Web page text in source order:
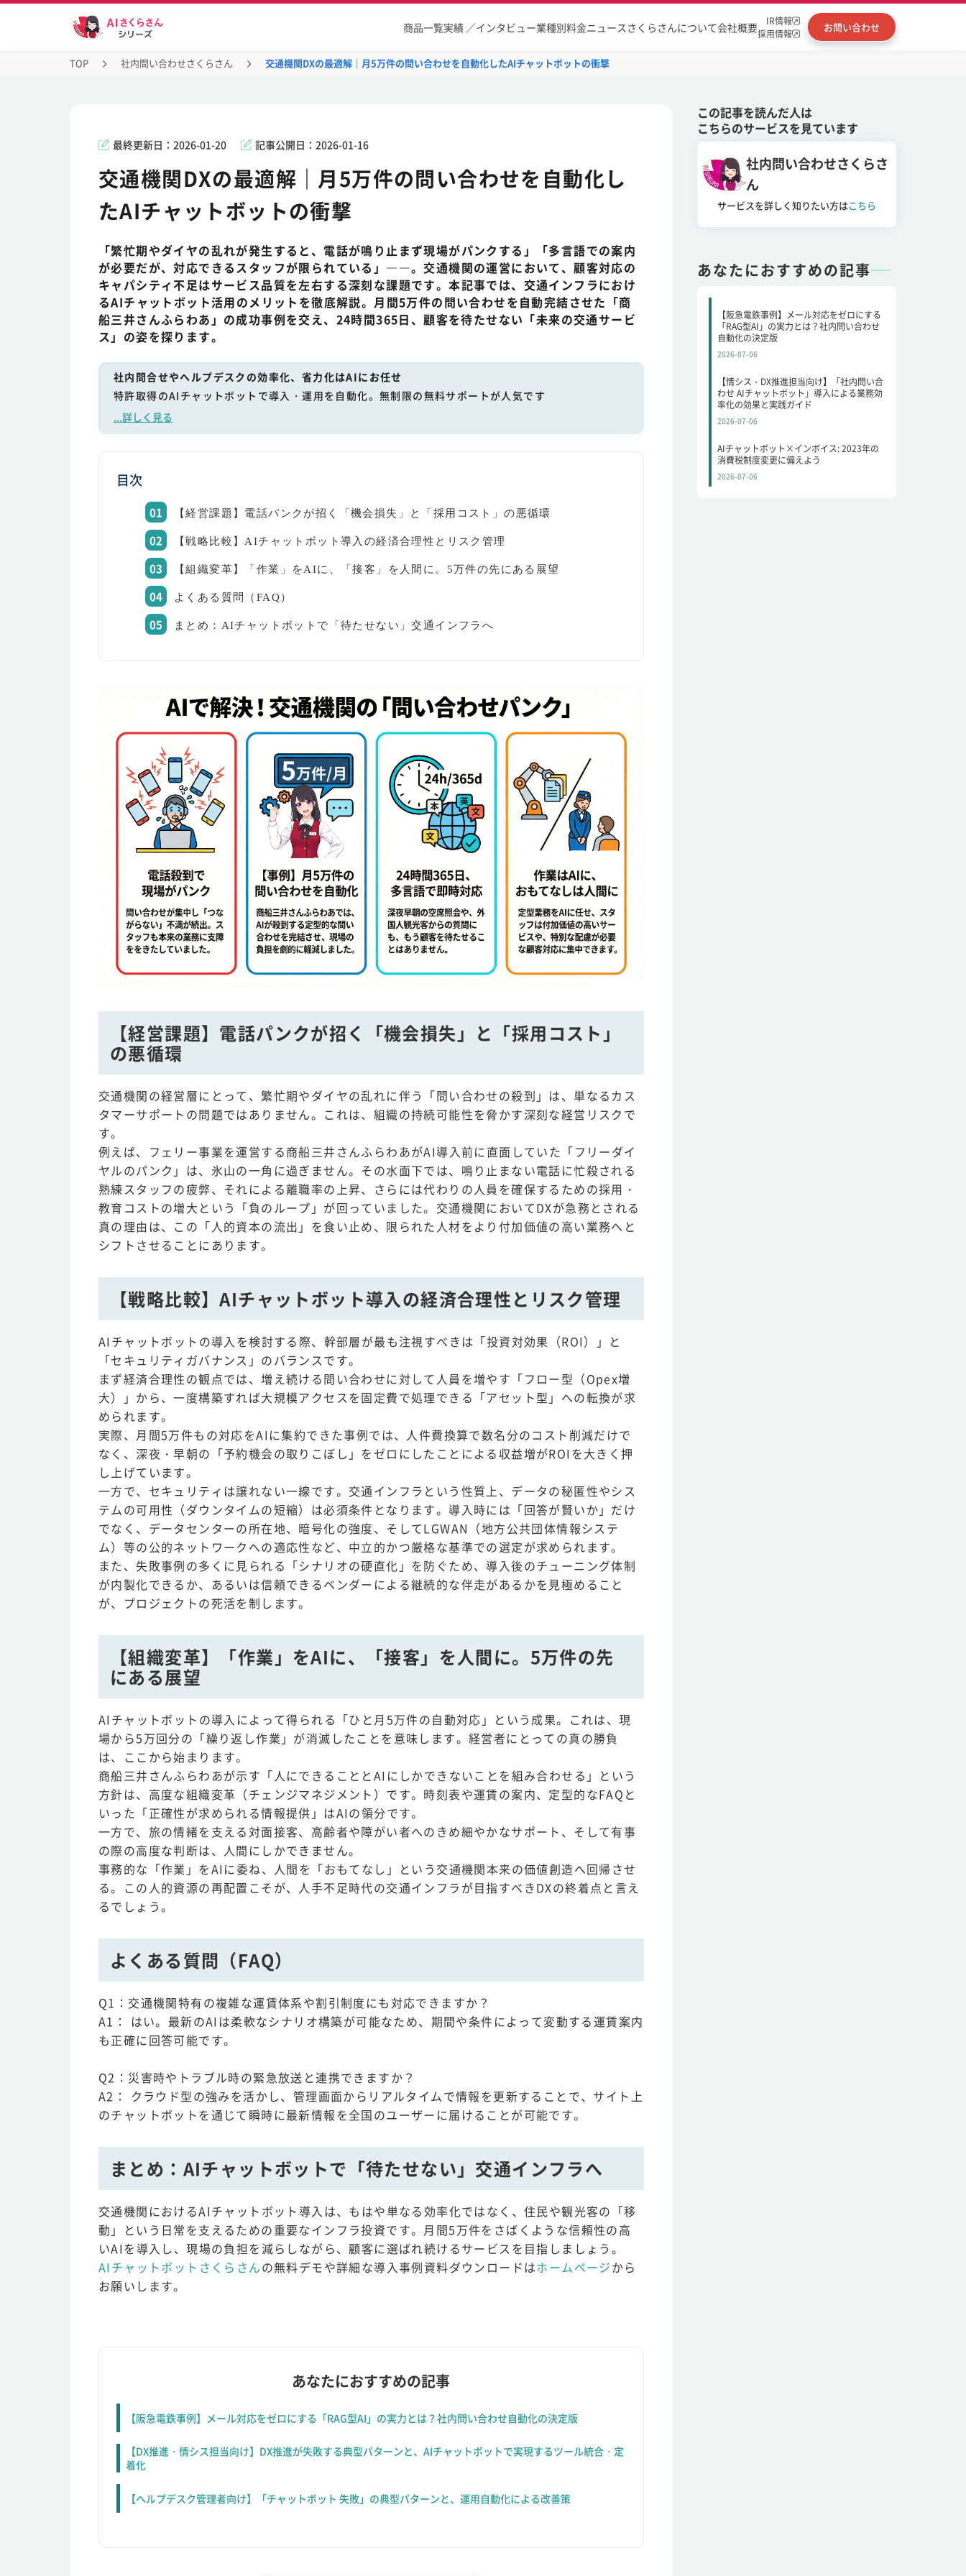
商品一覧実績 ／インタビュー業種別料金ニュース さくらさんについて会社概要
IR情報
採用情報
お問い合わせ
TOP 社内問い合わせさくらさん 交通機関DXの最適解｜月5万件の問い合わせを自動化したAIチャットボットの衝撃
最終更新日： 2026-01-20 記事公開日： 2026-01-16
交通機関DXの最適解｜月5万件の問い合わせを自動化し
たAIチャットボットの衝撃
「繁忙期やダイヤの乱れが発生すると、電話が鳴り止まず現場がパンクする」「多言語での案内
が必要だが、対応できるスタッフが限られている」――。交通機関の運営において、顧客対応の
キャパシティ不足はサービス品質を左右する深刻な課題です。本記事では、交通インフラにおけ
るAIチャットボット活用のメリットを徹底解説。月間5万件の問い合わせを自動完結させた「商
船三井さんふらわあ」の成功事例を交え、24時間365日、顧客を待たせない「未来の交通サービ
ス」の姿を探ります。
社内問合せやヘルプデスクの効率化、省力化はAIにお任せ
特許取得のAIチャットボットで導入・運用を自動化。無制限の無料サポートが人気です
...詳しく見る
目次
【経営課題】電話パンクが招く「機会損失」と「採用コスト」の悪循環
【戦略比較】AIチャットボット導入の経済合理性とリスク管理
【組織変革】「作業」をAIに、「接客」を人間に。5万件の先にある展望
よくある質問（FAQ）
まとめ：AIチャットボットで「待たせない」交通インフラへ
【経営課題】電話パンクが招く「機会損失」と「採用コスト」
の悪循環
交通機関の経営層にとって、繁忙期やダイヤの乱れに伴う「問い合わせの殺到」は、単なるカス
タマーサポートの問題ではありません。これは、組織の持続可能性を脅かす深刻な経営リスクで
す。
例えば、フェリー事業を運営する商船三井さんふらわあがAI導入前に直面していた「フリーダイ
ヤルのパンク」は、氷山の一角に過ぎません。その水面下では、鳴り止まない電話に忙殺される
熟練スタッフの疲弊、それによる離職率の上昇、さらには代わりの人員を確保するための採用・
教育コストの増大という「負のループ」が回っていました。交通機関においてDXが急務とされる
真の理由は、この「人的資本の流出」を食い止め、限られた人材をより付加価値の高い業務へと
シフトさせることにあります。
【戦略比較】AIチャットボット導入の経済合理性とリスク管理
AIチャットボットの導入を検討する際、幹部層が最も注視すべきは「投資対効果（ROI）」と
「セキュリティガバナンス」のバランスです。
まず経済合理性の観点では、増え続ける問い合わせに対して人員を増やす「フロー型（Opex増
大）」から、一度構築すれば大規模アクセスを固定費で処理できる「アセット型」への転換が求
められます。
実際、月間5万件もの対応をAIに集約できた事例では、人件費換算で数名分のコスト削減だけで
なく、深夜・早朝の「予約機会の取りこぼし」をゼロにしたことによる収益増がROIを大きく押
し上げています。
一方で、セキュリティは譲れない一線です。交通インフラという性質上、データの秘匿性やシス
テムの可用性（ダウンタイムの短縮）は必須条件となります。導入時には「回答が賢いか」だけ
でなく、データセンターの所在地、暗号化の強度、そしてLGWAN（地方公共団体情報システ
ム）等の公的ネットワークへの適応性など、中立的かつ厳格な基準での選定が求められます。
また、失敗事例の多くに見られる「シナリオの硬直化」を防ぐため、導入後のチューニング体制
が内製化できるか、あるいは信頼できるベンダーによる継続的な伴走があるかを見極めること
が、プロジェクトの死活を制します。
【組織変革】「作業」をAIに、「接客」を人間に。5万件の先
にある展望
AIチャットボットの導入によって得られる「ひと月5万件の自動対応」という成果。これは、現
場から5万回分の「繰り返し作業」が消滅したことを意味します。経営者にとっての真の勝負
は、ここから始まります。
商船三井さんふらわあが示す「人にできることとAIにしかできないことを組み合わせる」という
方針は、高度な組織変革（チェンジマネジメント）です。時刻表や運賃の案内、定型的なFAQと
いった「正確性が求められる情報提供」はAIの領分です。
一方で、旅の情緒を支える対面接客、高齢者や障がい者へのきめ細やかなサポート、そして有事
の際の高度な判断は、人間にしかできません。
事務的な「作業」をAIに委ね、人間を「おもてなし」という交通機関本来の価値創造へ回帰させ
る。この人的資源の再配置こそが、人手不足時代の交通インフラが目指すべきDXの終着点と言え
るでしょう。
よくある質問（FAQ）
Q1：交通機関特有の複雑な運賃体系や割引制度にも対応できますか？
A1： はい。最新のAIは柔軟なシナリオ構築が可能なため、期間や条件によって変動する運賃案内
も正確に回答可能です。
Q2：災害時やトラブル時の緊急放送と連携できますか？
A2： クラウド型の強みを活かし、管理画面からリアルタイムで情報を更新することで、サイト上
のチャットボットを通じて瞬時に最新情報を全国のユーザーに届けることが可能です。
まとめ：AIチャットボットで「待たせない」交通インフラへ
交通機関におけるAIチャットボット導入は、もはや単なる効率化ではなく、住民や観光客の「移
動」という日常を支えるための重要なインフラ投資です。月間5万件をさばくような信頼性の高
いAIを導入し、現場の負担を減らしながら、顧客に選ばれ続けるサービスを目指しましょう。
AIチャットボットさくらさんの無料デモや詳細な導入事例資料ダウンロードはホームページから
お願いします。
あなたにおすすめの記事
【阪急電鉄事例】メール対応をゼロにする「RAG型AI」の実力とは？社内問い合わせ自動化の決定版
【DX推進・情シス担当向け】DX推進が失敗する典型パターンと、AIチャットボットで実現するツール統合・定
着化
【ヘルプデスク管理者向け】「チャットボット 失敗」の典型パターンと、運用自動化による改善策
この記事を読んだ人は
こちらのサービスを見ています
社内問い合わせさくらさ
ん
サービスを詳しく知りたい方はこちら
あなたにおすすめの記事
【阪急電鉄事例】メール対応をゼロにする
「RAG型AI」の実力とは？社内問い合わせ
自動化の決定版
2026-07-06
【情シス・DX推進担当向け】「社内問い合
わせ AIチャットボット」導入による業務効
率化の効果と実践ガイド
2026-07-06
AIチャットボット×インボイス: 2023年の
消費税制度変更に備えよう
2026-07-06